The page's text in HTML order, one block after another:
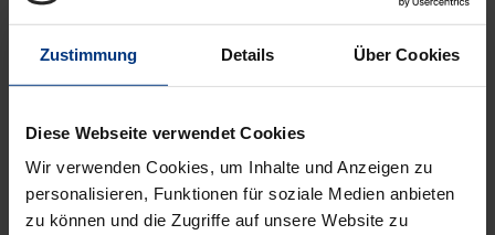
Zustimmung Details Über Cookies
Diese Webseite verwendet Cookies
Wir verwenden Cookies, um Inhalte und Anzeigen zu
personalisieren, Funktionen für soziale Medien anbieten
zu können und die Zugriffe auf unsere Website zu
anstößig verurteilten.
erschien 1714 in Padua eine weitere Ausgabe der
französischem Ordensbruder François-Jacques-
Hyazinth Serry (1658–1738) erstellt und ergänzt
worden war. Canos eigenen Schriften nämlich wurde
in dieser Ausgabe ein umfangreicher, 14 Kapitel